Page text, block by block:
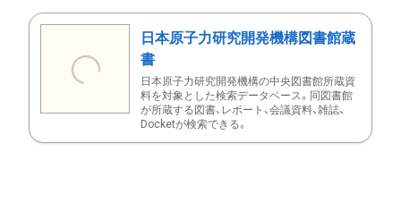
日本原子力研究開発機構図書館蔵
書
日本原子力研究開発機構の中央図書館所蔵資
料を対象とした検索データベース。同図書館
が所蔵する図書、レポート、会議資料、雑誌、
Docketが検索できる。